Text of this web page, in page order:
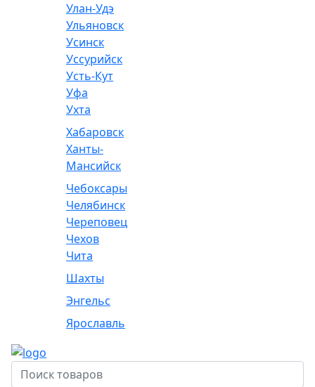
Улан-Удэ
Ульяновск
Усинск
Уссурийск
Усть-Кут
Уфа
Ухта
Хабаровск
Ханты-
Мансийск
Чебоксары
Челябинск
Череповец
Чехов
Чита
Шахты
Энгельс
Ярославль